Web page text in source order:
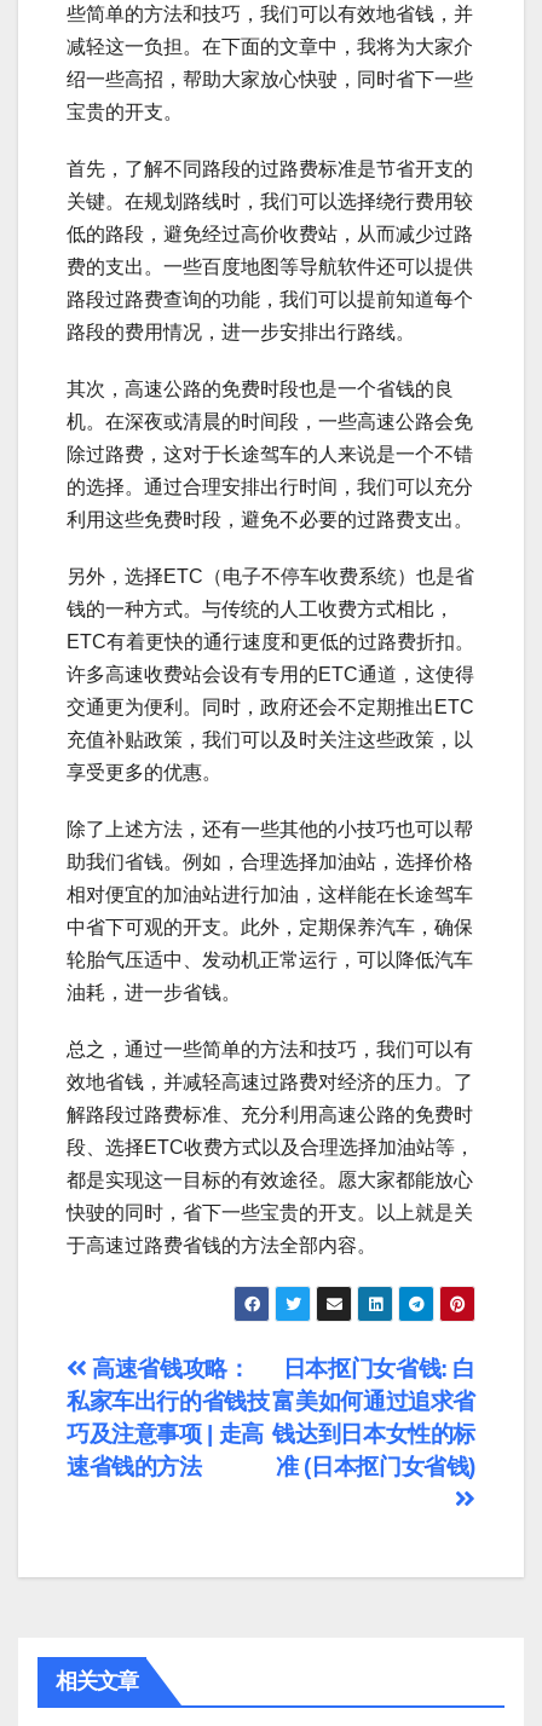
些简单的方法和技巧，我们可以有效地省钱，并
减轻这一负担。在下面的文章中，我将为大家介
绍一些高招，帮助大家放心快驶，同时省下一些
宝贵的开支。
首先，了解不同路段的过路费标准是节省开支的
关键。在规划路线时，我们可以选择绕行费用较
低的路段，避免经过高价收费站，从而减少过路
费的支出。一些百度地图等导航软件还可以提供
路段过路费查询的功能，我们可以提前知道每个
路段的费用情况，进一步安排出行路线。
其次，高速公路的免费时段也是一个省钱的良
机。在深夜或清晨的时间段，一些高速公路会免
除过路费，这对于长途驾车的人来说是一个不错
的选择。通过合理安排出行时间，我们可以充分
利用这些免费时段，避免不必要的过路费支出。
另外，选择ETC（电子不停车收费系统）也是省
钱的一种方式。与传统的人工收费方式相比，
ETC有着更快的通行速度和更低的过路费折扣。
许多高速收费站会设有专用的ETC通道，这使得
交通更为便利。同时，政府还会不定期推出ETC
充值补贴政策，我们可以及时关注这些政策，以
享受更多的优惠。
除了上述方法，还有一些其他的小技巧也可以帮
助我们省钱。例如，合理选择加油站，选择价格
相对便宜的加油站进行加油，这样能在长途驾车
中省下可观的开支。此外，定期保养汽车，确保
轮胎气压适中、发动机正常运行，可以降低汽车
油耗，进一步省钱。
总之，通过一些简单的方法和技巧，我们可以有
效地省钱，并减轻高速过路费对经济的压力。了
解路段过路费标准、充分利用高速公路的免费时
段、选择ETC收费方式以及合理选择加油站等，
都是实现这一目标的有效途径。愿大家都能放心
快驶的同时，省下一些宝贵的开支。以上就是关
于高速过路费省钱的方法全部内容。
文
章
导
日本抠门女省钱: 白
富美如何通过追求省
钱达到日本女性的标
准 (日本抠门女省钱)
高速省钱攻略：
私家车出行的省钱技
巧及注意事项 | 走高
速省钱的方法
相关文章